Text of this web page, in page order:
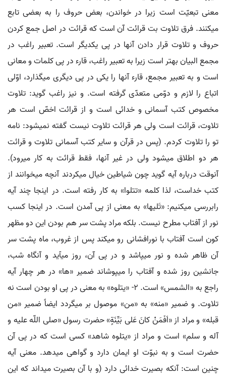
معنی تبعیّت است زیرا در خواندن، بعض حروف را به بعضی تابع
می‏کنند. فرق تلاوت بت قرائت آن است که قرائت در اصل جمع کردن
حروف و تلاوت قرار دادن آنها در پی یکدیگر است. تعبیر راغب در
مجمع البیان بهتر است زیرا به تعبیر راغب، قارء در پی کلمات و معانی
است و به تعبیر مجمع، قارء آنها را یکی در پی دیگری می‏گذارد، اوّلی
اتباع را لازم و دوّمی متعدّی گرفته است. و نیز راغب گوید: تلاوت
مخصوص کتب آسمانی و خدائی است و از قرائت اخصّ است هر
تلاوت، قرائت است ولی هر قرائت تلاوت نیست گفته نمی‏شود: نامه
تو را تلاوت کردم. (پس در قرآن و سایر کتب آسمانی تلاوت و قرائت
هر دو اطلاق می‏شود ولی در غیر آنها، فقط قرائت به کار می‏رود).
آنوقت درباره آیه گوید چون شیاطین خیال می‏کردند آنچه می‏خوانند از
کتب خداست، لذا کلمه «تتلوا» به کار رفته است. در اینجا چند آیه
رابررسی می‏کنیم: «تَلیها» به معنی از پی آمدن است. در اینجا کسب
نور از آفتاب مطرح نیست. بلکه مراد پشت سر هم بودن این دو مظهر
کون است آفتاب با نورافشانی رو می‏کند پس از غروب، ماه پشت سر
آن ظاهر شده و نور می‏پاشد و در پی آن، روز می‏آید و آنگاه شب،
جانشین روز شده و آفتاب را می‏پوشاند ضمیر «ها» در هر چهار آیه
راجع به «الشمس» است. 2- «یتلوه» به معنی در پی او بودن است نه
تلاوت. و ضمیر «منه» به «من» موصول بر می‏گردد ایضاً ضمیر «من
قبله» و مراد از «اَفَمَنْ کانَ عَلی بَیِّنَةٍ» حضرت رسول «صلی اللّه علیه و
آله و سلم» است و مراد از «یتلوه شاهد» کسی است که در پی آن
حضرت است و به نبوّت او ایمان دارد و گواهی می‏دهد. معنی آیه
چنین است: آنکه بصیرت خدائی دارد (و با آن بصیرت می‏داند که این